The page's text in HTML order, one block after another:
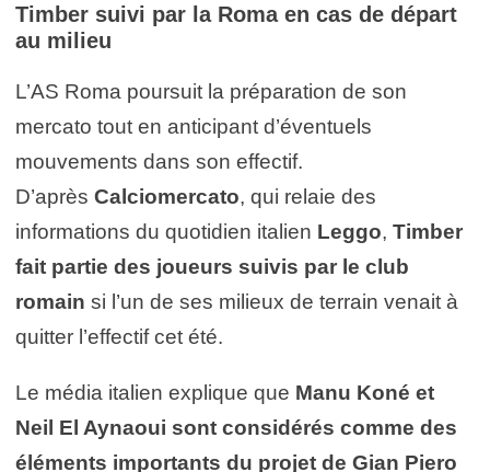
Timber suivi par la Roma en cas de départ
au milieu
L’AS Roma poursuit la préparation de son
mercato tout en anticipant d’éventuels
mouvements dans son effectif.
D’après Calciomercato, qui relaie des
informations du quotidien italien Leggo, Timber
fait partie des joueurs suivis par le club
romain si l’un de ses milieux de terrain venait à
quitter l’effectif cet été.
Le média italien explique que Manu Koné et
Neil El Aynaoui sont considérés comme des
éléments importants du projet de Gian Piero